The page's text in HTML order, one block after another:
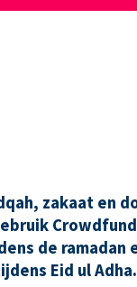
zakaat en
de ramadan
Eid ul Adha.